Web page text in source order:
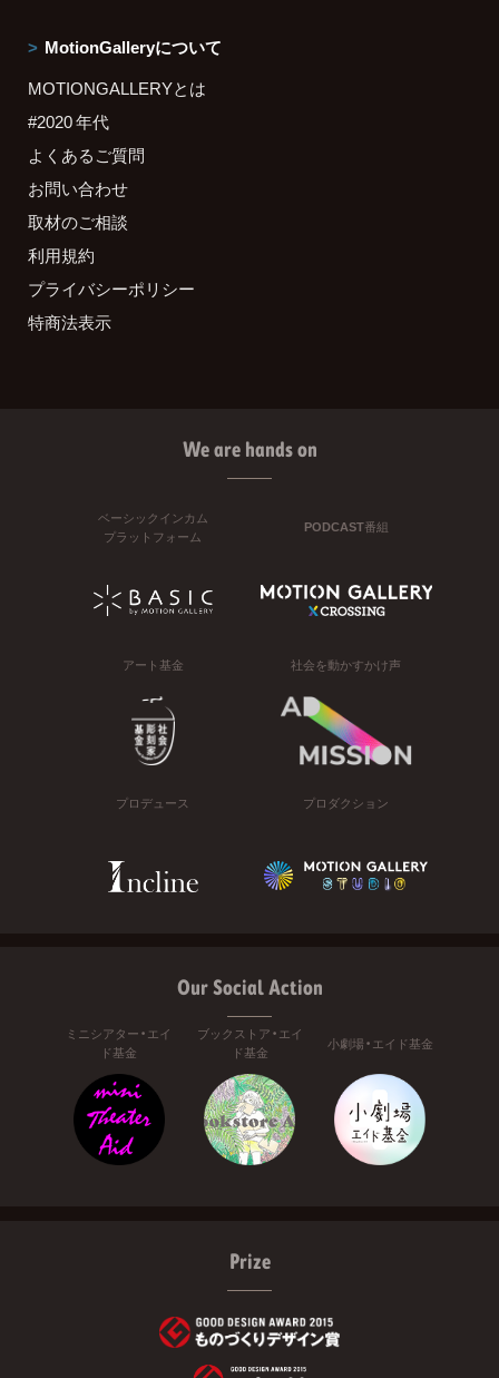
MotionGalleryについて
MOTIONGALLERYとは
#2020 年代
よくあるご質問
お問い合わせ
取材のご相談
利用規約
プライバシーポリシー
特商法表示
We are hands on
ベーシックインカム
プラットフォーム
PODCAST番組
アート基金 社会を動かすかけ声
プロデュース プロダクション
Our Social Action
ミニシアター・エイ
ド基金
ブックストア・エイ
ド基金
小劇場・エイド基金
Prize